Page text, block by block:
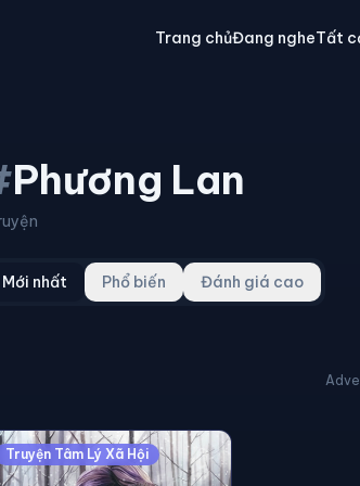
Trang chủĐang ngheTất
Phương Lan
Mới nhất Phổ biến Đánh giá cao
Truyện Tâm Lý Xã Hội